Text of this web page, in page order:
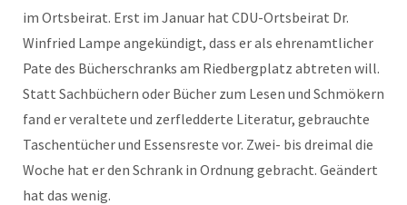
im Ortsbeirat. Erst im Januar hat CDU-Ortsbeirat Dr.
Winfried Lampe angekündigt, dass er als ehrenamtlicher
Pate des Bücherschranks am Riedbergplatz abtreten will.
Statt Sachbüchern oder Bücher zum Lesen und Schmökern
fand er veraltete und zerfledderte Literatur, gebrauchte
Taschentücher und Essensreste vor. Zwei- bis dreimal die
Woche hat er den Schrank in Ordnung gebracht. Geändert
hat das wenig.